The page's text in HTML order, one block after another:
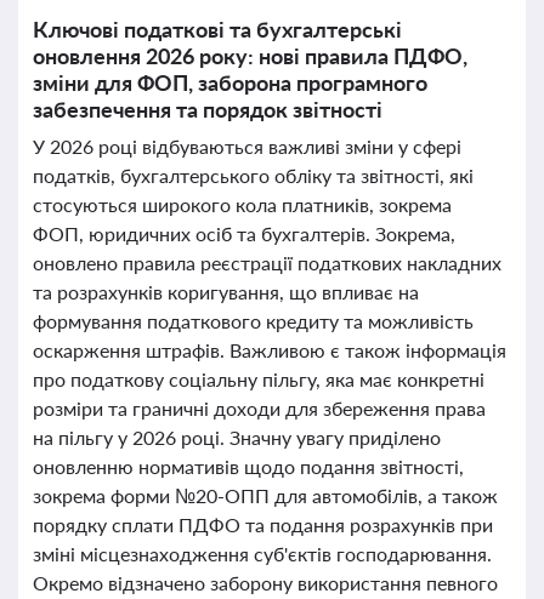
Ключові податкові та бухгалтерські
оновлення 2026 року: нові правила ПДФО,
зміни для ФОП, заборона програмного
забезпечення та порядок звітності
У 2026 році відбуваються важливі зміни у сфері
податків, бухгалтерського обліку та звітності, які
стосуються широкого кола платників, зокрема
ФОП, юридичних осіб та бухгалтерів. Зокрема,
оновлено правила реєстрації податкових накладних
та розрахунків коригування, що впливає на
формування податкового кредиту та можливість
оскарження штрафів. Важливою є також інформація
про податкову соціальну пільгу, яка має конкретні
розміри та граничні доходи для збереження права
на пільгу у 2026 році. Значну увагу приділено
оновленню нормативів щодо подання звітності,
зокрема форми №20-ОПП для автомобілів, а також
порядку сплати ПДФО та подання розрахунків при
зміні місцезнаходження суб'єктів господарювання.
Окремо відзначено заборону використання певного